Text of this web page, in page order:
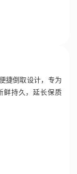
捷倒取设计，专为
鲜持久，延长保质